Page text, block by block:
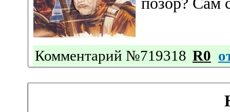
Комментарий №719318 R0